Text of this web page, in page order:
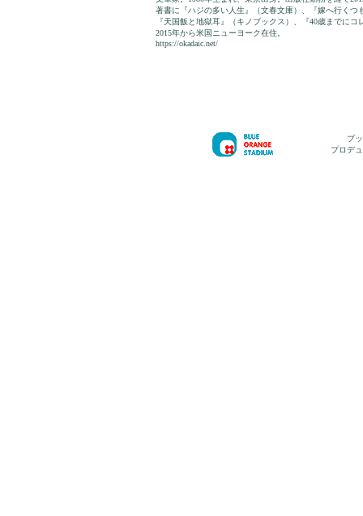
著書に『ハジの多い人生』（文春文庫）、『嫁へ行くつ
『天国飯と地獄耳』（キノブックス）、『40歳までに
2015年から米国ニューヨーク在住。
https://okadaic.net/
ブ
プロデ